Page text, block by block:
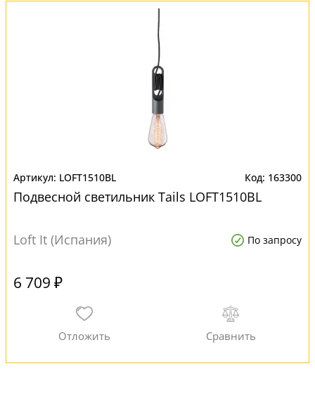
LOFT1510BL 163300
Подвесной светильник Tails LOFT1510BL
Loft It (Испания) По запросу
6 709 ₽